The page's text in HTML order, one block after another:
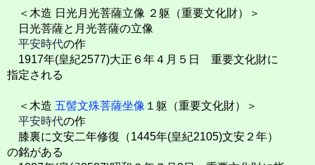
＜木造 日光月光菩薩立像 ２躯（重要文化財）＞
日光菩薩と月光菩薩の立像
平安時代の作
1917年(皇紀2577)大正６年４月５日 重要文化財に
指定される
＜木造 五髻文殊菩薩坐像 １躯（重要文化財）＞
平安時代の作
膝裏に文安二年修復（1445年(皇紀2105)文安２年）
の銘がある